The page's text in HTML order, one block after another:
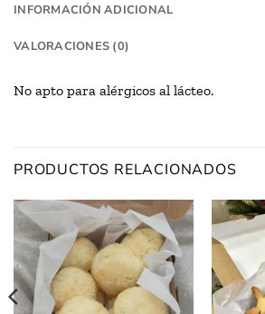
INFORMACIÓN ADICIONAL
VALORACIONES (0)
No apto para alérgicos al lácteo.
PRODUCTOS RELACIONADOS